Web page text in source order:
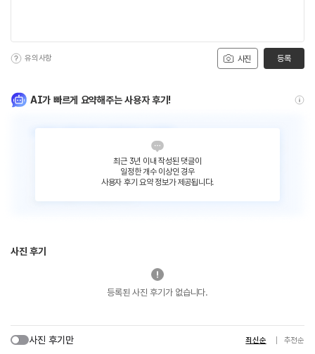
사진
유의사항 등록
AI가 빠르게 요약해주는 사용자 후기!
최근 3년 이내 작성된 댓글이
일정한 개수 이상인 경우
사용자 후기 요약 정보가 제공됩니다.
사진 후기
등록된 사진 후기가 없습니다.
사진 후기만 최신순 추천순